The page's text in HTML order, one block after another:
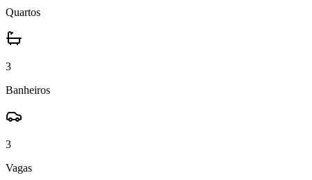
Quartos
3
Banheiros
3
Vagas